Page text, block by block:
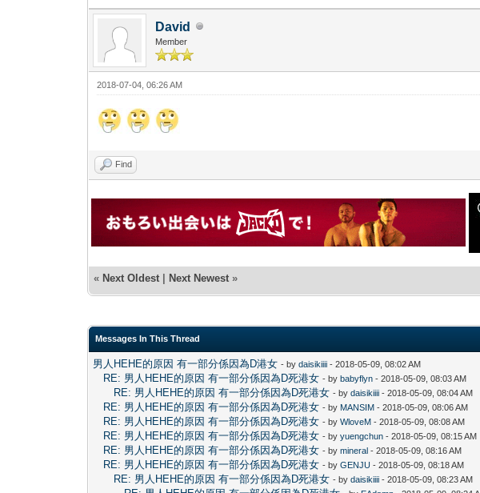
David
Member
2018-07-04, 06:26 AM
Find
« Next Oldest | Next Newest »
Messages In This Thread
男人HEHE的原因 有一部分係因為D港女 - bydaisikiiii - 2018-05-09, 08:02 AM
RE: 男人HEHE的原因 有一部分係因為D死港女 - bybabyflyn - 2018-05-09, 08:03 AM
RE: 男人HEHE的原因 有一部分係因為D死港女 - bydaisikiiii - 2018-05-09, 08:04 AM
RE: 男人HEHE的原因 有一部分係因為D死港女 - by MANSIM - 2018-05-09, 08:06 AM
RE: 男人HEHE的原因 有一部分係因為D死港女 - byWloveM - 2018-05-09, 08:08 AM
RE: 男人HEHE的原因 有一部分係因為D死港女 - byyuengchun - 2018-05-09, 08:15 AM
RE: 男人HEHE的原因 有一部分係因為D死港女 - bymineral - 2018-05-09, 08:16 AM
RE: 男人HEHE的原因 有一部分係因為D死港女 - byGENJU - 2018-05-09, 08:18 AM
RE: 男人HEHE的原因 有一部分係因為D死港女 - bydaisikiiii - 2018-05-09, 08:23 AM